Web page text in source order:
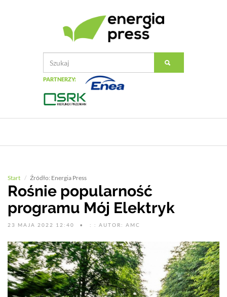
PARTNERZY:
Start Źródło: Energia Press
Rośnie popularność
programu Mój Elektryk
23 MAJA 2022 12:40 : : AUTOR: AMC